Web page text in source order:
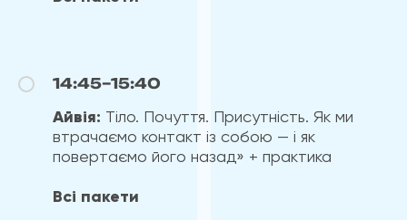
14:45–15:40
Айвія: Тіло. Почуття. Присутність. Як ми
втрачаємо контакт із собою — і як
повертаємо його назад» + практика
Всі пакети